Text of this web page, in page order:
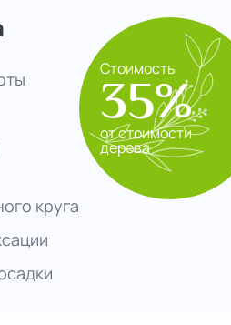
круга
Стоимость
35%
от стоимости
дерева